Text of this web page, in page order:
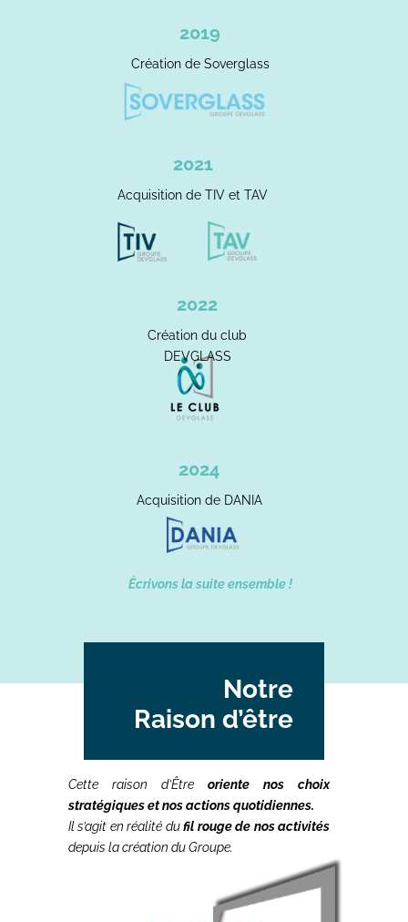
2019
Création de Soverglass
2021
Acquisition de TIV et TAV
2022
Création du club
DEVGLASS
2024
Acquisition de DANIA
Écrivons la suite ensemble !
Notre
Raison d’être
Cette raison d’Être oriente nos choix
stratégiques et nos actions quotidiennes.
Il s’agit en réalité dufil rouge de nos activités
depuis la création du Groupe.